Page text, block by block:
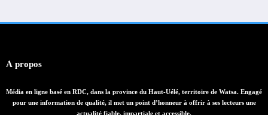
À propos
Média en ligne basé en RDC, dans la province du Haut-Uélé, territoire de Watsa. Engagé
pour une information de qualité, il met un point d’honneur à offrir à ses lecteurs une
actualité fiable, impartiale et accessible.